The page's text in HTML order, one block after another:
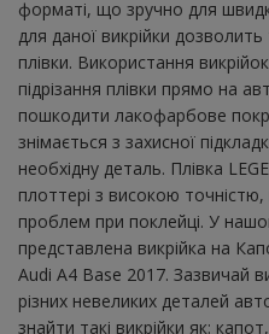
форматі, що зручно для
для даної викрійки
плівки. Використання
підрізання плівки прямо на
пошкодити лакофарбове
знімається з захисної
необхідну деталь. Плівка
плоттері з високою
проблем при поклейці. У
представлена ​​викрійка на
Audi A4 Base 2017. Зазвичай
різних невеликих деталей
знайти такі викрійки як: